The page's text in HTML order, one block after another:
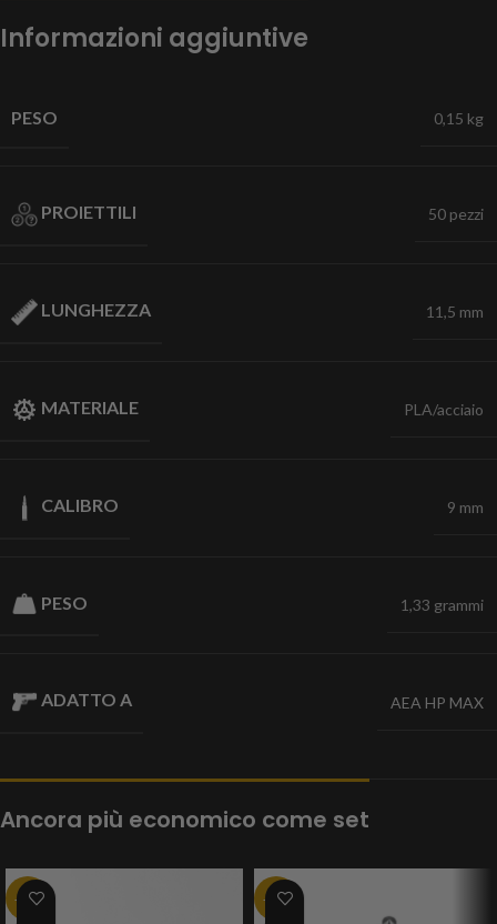
Informazioni aggiuntive
PESO 0,15 kg
PROIETTILI 50 pezzi
LUNGHEZZA 11,5 mm
MATERIALE PLA/acciaio
CALIBRO 9 mm
PESO 1,33 grammi
ADATTO A AEA HP MAX
Ancora più economico come set
-29% -23%